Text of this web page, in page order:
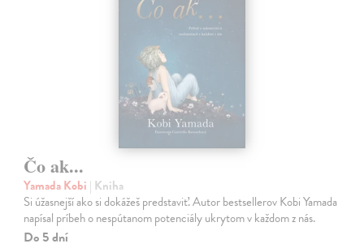
Čo ak...
Yamada Kobi | Kniha
Si úžasnejší ako si dokážeš predstaviť. Autor bestsellerov Kobi Yamada
napísal príbeh o nespútanom potenciály ukrytom v každom z nás.
Do 5 dní